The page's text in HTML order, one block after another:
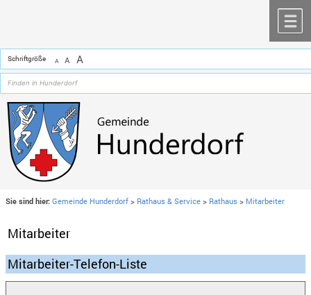
Schriftgröße A A A
Sie sind hier: Gemeinde Hunderdorf > Rathaus & Service > Rathaus > Mitarbeiter
Mitarbeiter
Mitarbeiter-Telefon-Liste